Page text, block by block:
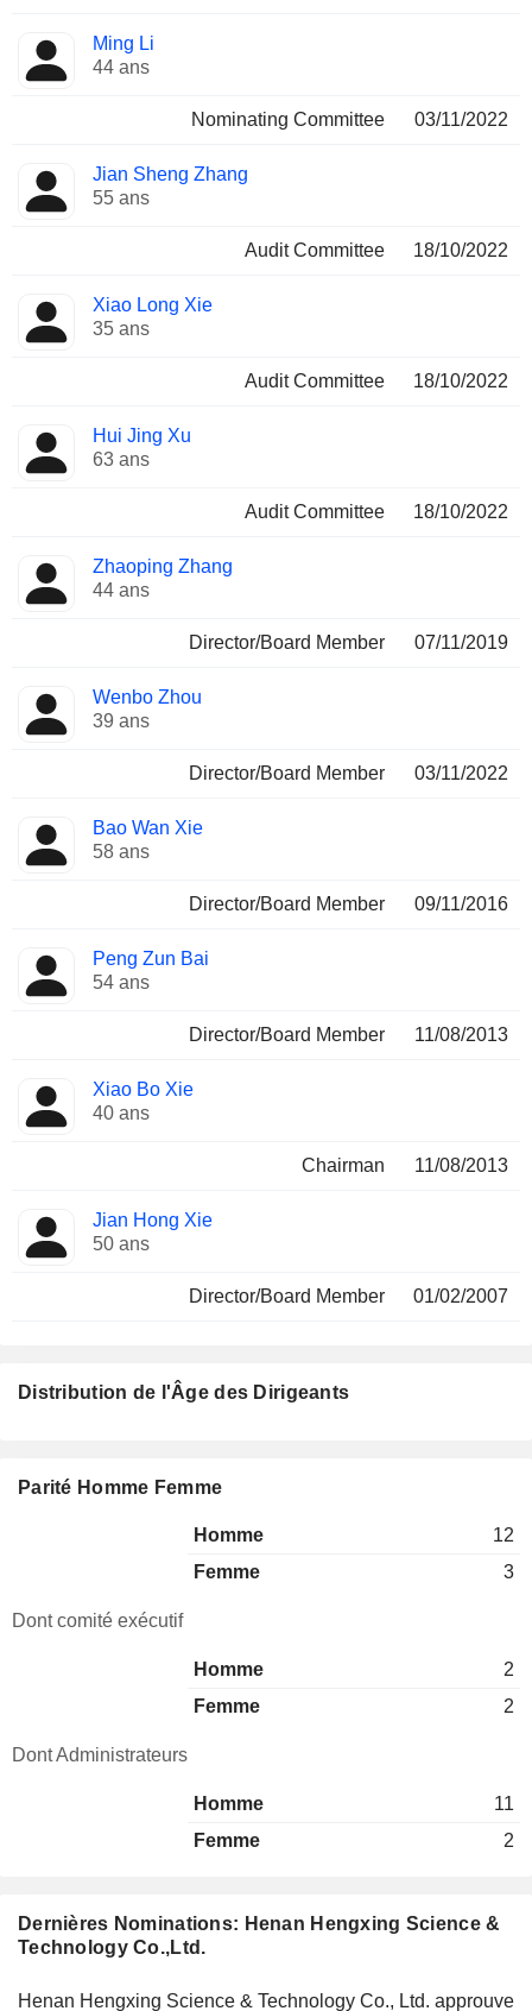
Ming Li
44 ans
Nominating Committee 03/11/2022
Jian Sheng Zhang
55 ans
Audit Committee 18/10/2022
Xiao Long Xie
35 ans
Audit Committee 18/10/2022
Hui Jing Xu
63 ans
Audit Committee 18/10/2022
Zhaoping Zhang
44 ans
Director/Board Member 07/11/2019
Wenbo Zhou
39 ans
Director/Board Member 03/11/2022
Bao Wan Xie
58 ans
Director/Board Member 09/11/2016
Peng Zun Bai
54 ans
Director/Board Member 11/08/2013
Xiao Bo Xie
40 ans
Chairman 11/08/2013
Jian Hong Xie
50 ans
Director/Board Member 01/02/2007
Dernières Nominations: Henan Hengxing Science &
Technology Co.,Ltd.
Henan Hengxing Science & Technology Co., Ltd. approuve
Distribution de l'Âge des Dirigeants
Parité Homme Femme
Homme
12
Femme
3
Dont comité exécutif
Homme
2
Femme
2
Dont Administrateurs
Homme
11
Femme
2